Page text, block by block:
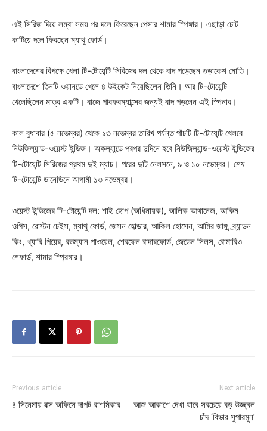
এই সিরিজ দিয়ে লম্বা সময় পর দলে ফিরেছেন পেসার শামার স্পিঙ্গার। এছাড়া চোট
কাটিয়ে দলে ফিরছেন ম্যাথু ফোর্ড।
বাংলাদেশের বিপক্ষে খেলা টি-টোয়েন্টি সিরিজের দল থেকে বাদ পড়েছেন গুড়াকেশ মোতি।
বাংলাদেশে তিনটি ওয়ানডে খেলে ৪ উইকেট নিয়েছিলেন তিনি। আর টি-টোয়েন্টি
খেলেছিলেন মাত্র একটি। বাজে পারফরম্যান্সের জন্যই বাদ পড়লেন এই স্পিনার।
কাল বুধাবার (৫ নভেম্বর) থেকে ১৩ নভেম্বর তারিখ পর্যন্ত পাঁচটি টি-টোয়েন্টি খেলবে
নিউজিল্যান্ড-ওয়েস্ট ইন্ডিজ। অকল্যান্ডে পরপর দুদিনে হবে নিউজিল্যান্ড-ওয়েস্ট ইন্ডিজের
টি-টোয়েন্টি সিরিজের প্রথম দুই ম্যাচ। পরের দুটি নেলসনে, ৯ ও ১০ নভেম্বর। শেষ
টি-টোয়েন্টি ডানেডিনে আগামী ১৩ নভেম্বর।
ওয়েস্ট ইন্ডিজের টি-টোয়েন্টি দল: শাই হোপ (অধিনায়ক), আলিক আথানেজ, আকিম
ওগিস, রোস্টন চেইস, ম্যাথু ফোর্ড, জেসন হোল্ডার, আকিল হোসেন, আমির জাঙ্গু, ব্র্যান্ডন
কিং, খ্যারি পিয়ের, রভম্যান পাওয়েল, শেরফেন রাদারফোর্ড, জেডেন সিলস, রোমারিও
শেফার্ড, শামার স্প্রিঙ্গার।
Previous article
৪ সিনেমায় বক্স অফিসে দাপট রাশমিকার
Next article
আজ আকাশে দেখা যাবে সবচেয়ে বড় উজ্জ্বল
চাঁদ ‘বিভার সুপারমুন’